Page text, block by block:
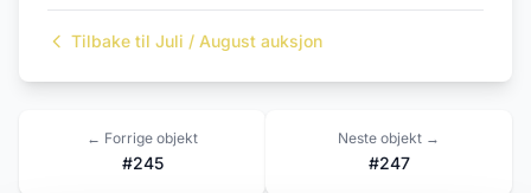
Tilbake til Juli / August auksjon
← Forrige objekt
#245
Neste objekt →
#247